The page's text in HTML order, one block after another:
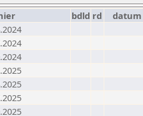
bdld rd
datum